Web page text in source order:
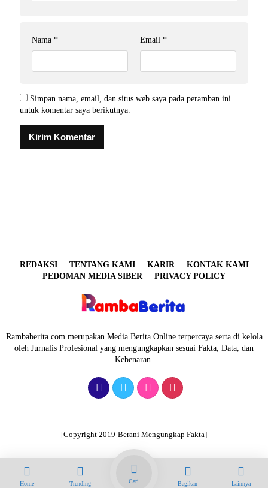
Nama * Email *
Simpan nama, email, dan situs web saya pada peramban ini
untuk komentar saya berikutnya.
REDAKSI TENTANG KAMI KARIR
KONTAK KAMI
PEDOMAN MEDIA SIBER
PRIVACY POLICY
Rambaberita.com merupakan Media Berita Online terpercaya serta di kelola
oleh Jurnalis Profesional yang mengungkapkan sesuai Fakta, Data, dan
Kebenaran.
[Copyright 2019-Berani Mengungkap Fakta]
Home Trending Cari Bagikan Lainnya